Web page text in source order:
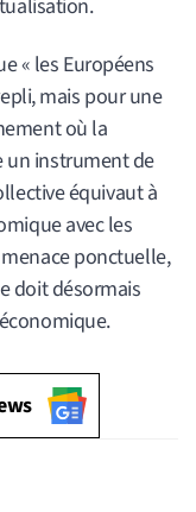
« les Européens
mais pour une
où la
un instrument de
équivaut à
avec les
ponctuelle,
doit désormais